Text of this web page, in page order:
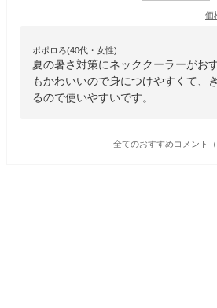
価
ポポロろ(40代・女性)
夏の暑さ対策にネッククーラーがお
もかわいいので身につけやすくて、
るので使いやすいです。
全てのおすすめコメント（